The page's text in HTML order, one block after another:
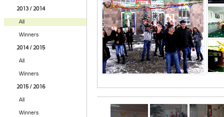
2013 / 2014
All
Winners
2014 / 2015
All
Winners
2015 / 2016
All
Winners